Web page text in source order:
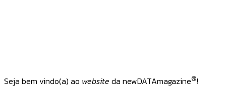
Seja bem vindo(a) ao website da newDATAmagazine®!